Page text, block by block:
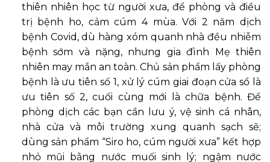
thiên nhiên học từ người xưa, để phòng và điều
trị bệnh ho, cảm cúm 4 mùa. Với 2 năm dịch
bệnh Covid, dù hàng xóm quanh nhà đều nhiễm
bệnh sớm và nặng, nhưng gia đình Mẹ thiên
nhiên may mắn an toàn. Chủ sản phẩm lấy phòng
bệnh là ưu tiên số 1, xử lý cúm giai đoạn cửa sổ là
ưu tiên số 2, cuối cùng mới
là chữa bệnh. Để
phòng dịch các bạn cần lưu ý, vệ sinh cá nhân,
nhà cửa và môi trường xung quanh sạch sẽ;
dùng sản phẩm “Siro ho, cúm người xưa” kết hợp
nhỏ mũi bằng nước muối sinh lý; ngậm nước